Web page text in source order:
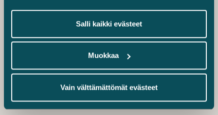
Salli kaikki evästeet
Muokkaa
Vain välttämättömät evästeet